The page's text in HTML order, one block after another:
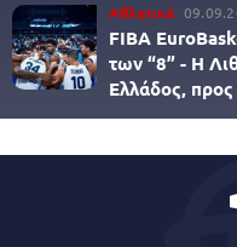
Αθλητικά
FIBA
των “8” - Η
Ελλάδος,